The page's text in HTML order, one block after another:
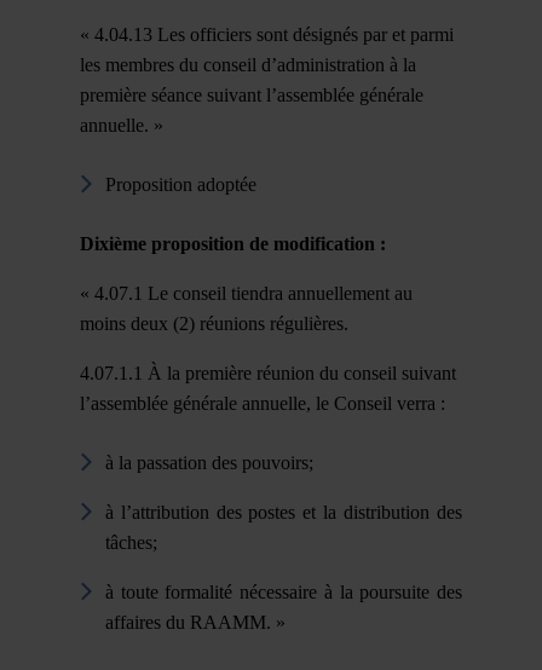
« 4.04.13 Les officiers sont désignés par et parmi
les membres du conseil d’administration à la
première séance suivant l’assemblée générale
annuelle. »
Proposition adoptée
Dixième proposition de modification :
« 4.07.1 Le conseil tiendra annuellement au
moins deux (2) réunions régulières.
4.07.1.1 À la première réunion du conseil suivant
l’assemblée générale annuelle, le Conseil verra :
à la passation des pouvoirs;
à l’attribution des postes et la distribution des
tâches;
à toute formalité nécessaire à la poursuite des
affaires du RAAMM. »